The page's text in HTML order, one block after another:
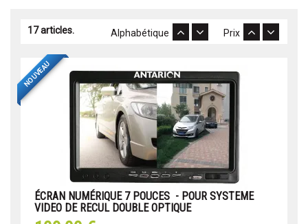
17 articles. Prix
Alphabétique
NOUVEAU
ÉCRAN NUMÉRIQUE 7 POUCES - POUR SYSTEME
VIDEO DE RECUL DOUBLE OPTIQUE